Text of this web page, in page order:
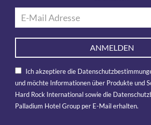
ANMELDEN
Ich akzeptiere die
und möchte Informationen über Produkte und
Hard Rock International sowie die
Palladium Hotel Group per E-Mail erhalten.